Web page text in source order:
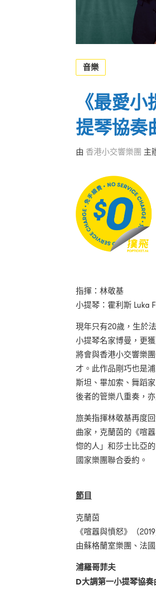
音樂
《最愛
提琴協奏
由 香港小交響樂團 主
指揮：林敬基
小提琴：霍利斯 Luka
現年只有20歲，生於
小提琴名家博曼，更
將會與香港小交響樂
才。此作品剛巧也是
斯坦、畢加索、舞蹈
後者的管樂八重奏，
旅美指揮林敬基再度
曲家，克蘭茵的《喧
惚的人」和莎士比亞
國家樂團聯合委約。
節目
克蘭茵
《喧囂與憤怒》（
由蘇格蘭室樂團、法
浦羅哥菲夫
D大調第一小提琴協